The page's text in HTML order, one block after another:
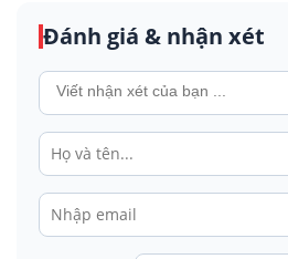
Đánh giá & nhận xét